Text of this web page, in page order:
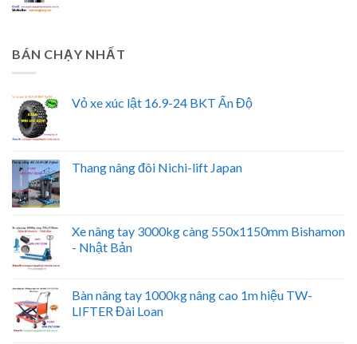
BÁN CHẠY NHẤT
Vỏ xe xúc lật 16.9-24 BKT Ấn Độ
Thang nâng đôi Nichi-lift Japan
Xe nâng tay 3000kg càng 550x1150mm Bishamon
- Nhật Bản
Bàn nâng tay 1000kg nâng cao 1m hiệu TW-
LIFTER Đài Loan